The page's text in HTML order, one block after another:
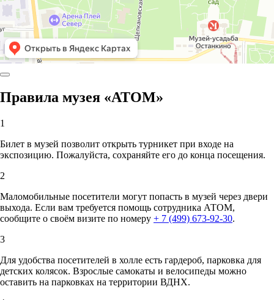
Правила музея «АТОМ»
1
Билет в музей позволит открыть турникет при входе на
экспозицию. Пожалуйста, сохраняйте его до конца посещения.
2
Маломобильные посетители могут попасть в музей через двери
выхода. Если вам требуется помощь сотрудника АТОМ,
сообщите о своём визите по номеру + 7 (499) 673-92-30.
3
Для удобства посетителей в холле есть гардероб, парковка для
детских колясок. Взрослые самокаты и велосипеды можно
оставить на парковках на территории ВДНХ.